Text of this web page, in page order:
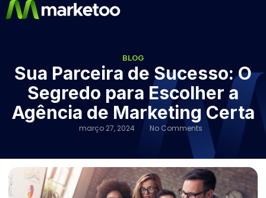
BLOG
Sua Parceira de Sucesso: O
Segredo para Escolher a
Agência de Marketing Certa
março 27, 2024 No Comments